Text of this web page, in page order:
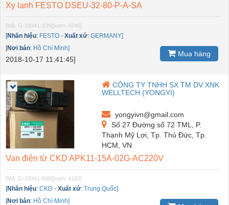
Xy lanh FESTO DSEU-32-80-P-A-SA
[Mã: G-33341-239][xem: 4245]
[Nhãn hiệu: FESTO - Xuất xứ: GERMANY]
[Nơi bán: Hồ Chí Minh]
2018-10-17 11:41:45]
Mua hàng
CÔNG TY TNHH SX TM DV XNK
WELLTECH (YONGYI)
yongyivn@gmail.com
Số 27 Đường số 72 TML, P.
Thạnh Mỹ Lợi, Tp. Thủ Đức, Tp.
HCM, VN
Van điện từ CKD APK11-15A-02G-AC220V
[Mã: G-33341-696][xem: 4182]
[Nhãn hiệu: CKD - Xuất xứ: Trung Quốc]
[Nơi bán: Hồ Chí Minh]